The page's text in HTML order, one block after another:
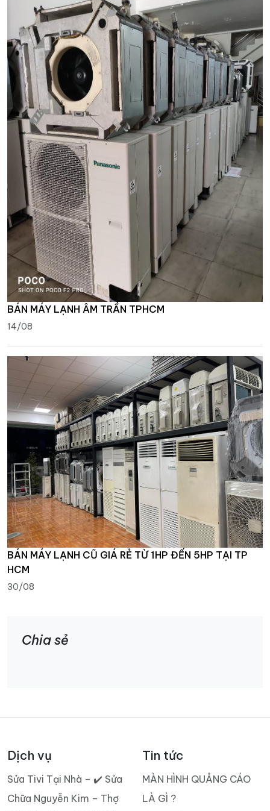
BÁN MÁY LẠNH ÂM TRẦN TPHCM
14/08
BÁN MÁY LẠNH CŨ GIÁ RẺ TỪ 1HP ĐẾN 5HP TẠI TP
HCM
30/08
Chia sẻ
Dịch vụ
Sửa Tivi Tại Nhà – ✔️ Sửa
Chữa Nguyễn Kim – Thợ
Tin tức
MÀN HÌNH QUẢNG CÁO
LÀ GÌ ?